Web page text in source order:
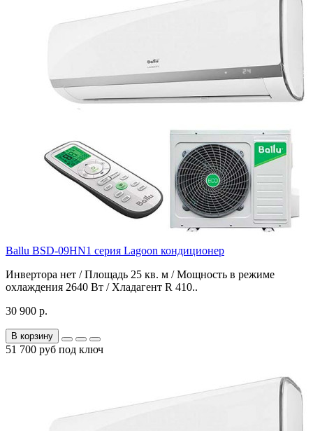
Ballu BSD-09HN1 серия Lagoon кондиционер
Инвертора нет / Площадь 25 кв. м / Мощность в режиме
охлаждения 2640 Вт / Хладагент R 410..
30 900 р.
В корзину
51 700 руб под ключ